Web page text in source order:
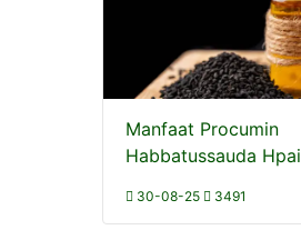
Manfaat Procumin
Habbatussauda Hpai
30-08-25 3491